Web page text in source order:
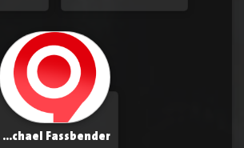
Michael Fassbender